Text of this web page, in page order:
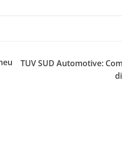
TUV SUD Automotive: